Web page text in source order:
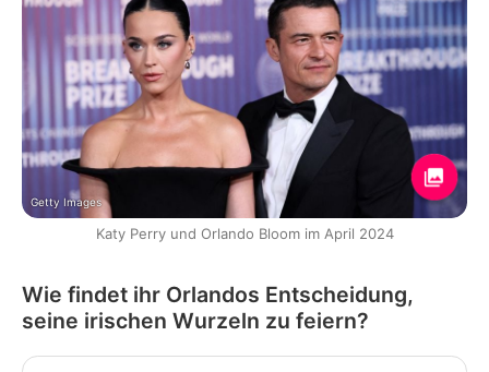
Getty Images
Katy Perry und Orlando Bloom im April 2024
Wie findet ihr Orlandos Entscheidung,
seine irischen Wurzeln zu feiern?